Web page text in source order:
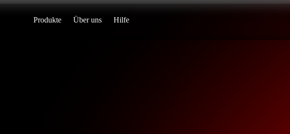
Produkte Über uns Hilfe